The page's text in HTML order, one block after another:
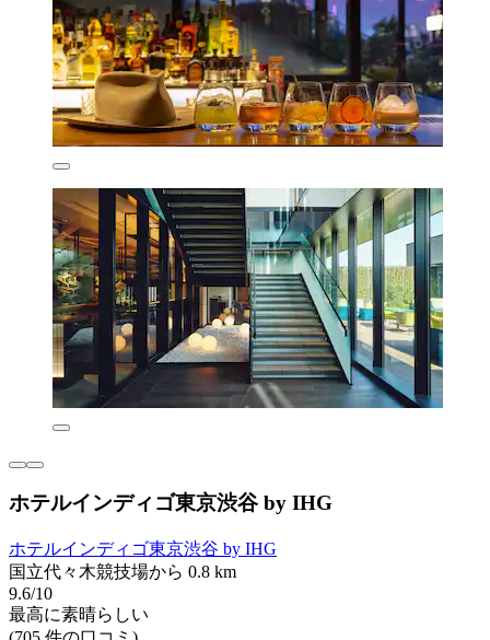
ホテルインディゴ東京渋谷 by IHG
ホテルインディゴ東京渋谷 by IHG
国立代々木競技場から 0.8 km
9.6/10
最高に素晴らしい